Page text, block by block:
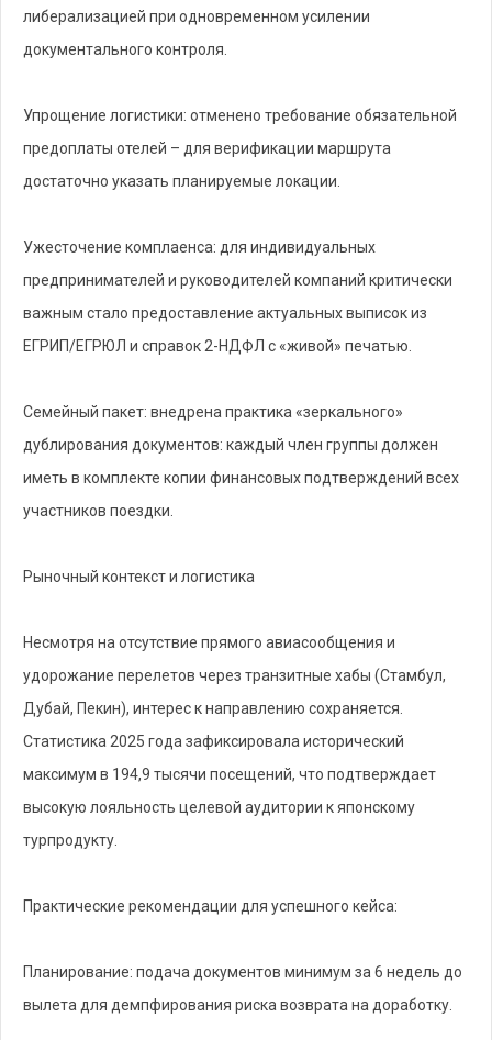
либерализацией при одновременном усилении
документального контроля.
Упрощение логистики: отменено требование обязательной
предоплаты отелей – для верификации маршрута
достаточно указать планируемые локации.
Ужесточение комплаенса: для индивидуальных
предпринимателей и руководителей компаний критически
важным стало предоставление актуальных выписок из
ЕГРИП/ЕГРЮЛ и справок 2-НДФЛ с «живой» печатью.
Семейный пакет: внедрена практика «зеркального»
дублирования документов: каждый член группы должен
иметь в комплекте копии финансовых подтверждений всех
участников поездки.
Рыночный контекст и логистика
Несмотря на отсутствие прямого авиасообщения и
удорожание перелетов через транзитные хабы (Стамбул,
Дубай, Пекин), интерес к направлению сохраняется.
Статистика 2025 года зафиксировала исторический
максимум в 194,9 тысячи посещений, что подтверждает
высокую лояльность целевой аудитории к японскому
турпродукту.
Практические рекомендации для успешного кейса:
Планирование: подача документов минимум за 6 недель до
вылета для демпфирования риска возврата на доработку.